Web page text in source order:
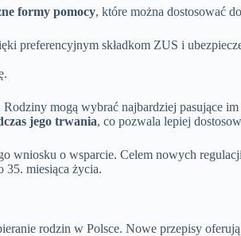
formy pomocy, które można dostosować
preferencyjnym składkom ZUS i
Rodziny mogą wybrać najbardziej pasujące
jego trwania, co pozwala lepiej
wniosku o wsparcie. Celem nowych
miesiąca życia.
rodzin w Polsce. Nowe przepisy